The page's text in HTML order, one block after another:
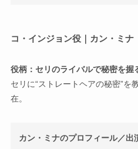
コ・インジョン役｜カン・ミナ
役柄：セリのライバルで秘密を握
セリに“ストレートヘアの秘密”を
在。
カン・ミナのプロフィール／出